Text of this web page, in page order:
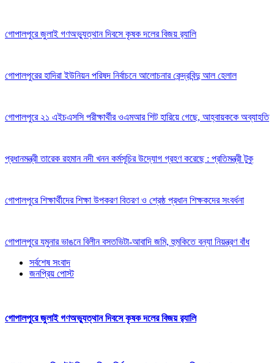
গোপালপুরে জুলাই গণঅভ্যুত্থান দিবসে কৃষক দলের বিজয় র‍্যালি
গোপালপুরের হাদিরা ইউনিয়ন পরিষদ নির্বাচনে আলোচনার কেন্দ্রবিন্দু আল হেলাল
গোপালপুরে ২১ এইচএসসি পরীক্ষার্থীর ওএমআর শিট হারিয়ে গেছে, আহ্বায়ককে অব্যাহতি
প্রধানমন্ত্রী তারেক রহমান নদী খনন কর্মসূচির উদ্যোগ গ্রহণ করেছে : প্রতিমন্ত্রী টুকু
গোপালপুরে শিক্ষার্থীদের শিক্ষা উপকরণ বিতরণ ও শ্রেষ্ঠ প্রধান শিক্ষকদের সংবর্ধনা
গোপালপুরে যমুনার ভাঙনে বিলীন বসতভিটা-আবাদি জমি, হুমকিতে বন্যা নিয়ন্ত্রণ বাঁধ
সর্বশেষ সংবাদ
জনপ্রিয় পোস্ট
গোপালপুরে জুলাই গণঅভ্যুত্থান দিবসে কৃষক দলের বিজয় র‍্যালি